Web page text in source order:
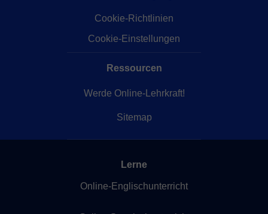
Cookie-Richtlinien
Cookie-Einstellungen
Ressourcen
Werde Online-Lehrkraft!
Sitemap
Lerne
Online-Englischunterricht